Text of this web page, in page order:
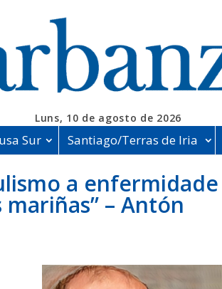
Luns, 10 de agosto de 2026
Sur Santiago/Terras de Iria
a enfermidade
– Antón